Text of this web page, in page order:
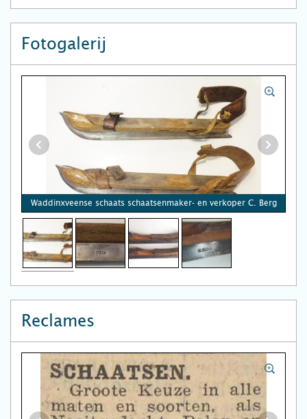
Fotogalerij
Waddinxveense schaats schaatsenmaker- en verkoper C. Berg
Reclames